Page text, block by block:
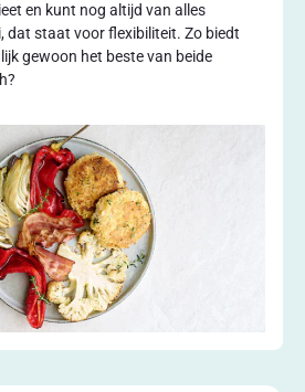
en kunt nog altijd van alles
dat staat voor flexibiliteit. Zo biedt
gewoon het beste van beide